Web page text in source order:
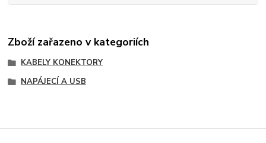
Zboží zařazeno v kategoriích
KABELY KONEKTORY
NAPÁJECÍ A USB